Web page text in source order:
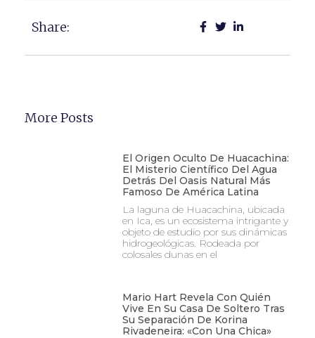
Share:
More Posts
El Origen Oculto De Huacachina:
El Misterio Científico Del Agua
Detrás Del Oasis Natural Más
Famoso De América Latina
La laguna de Huacachina, ubicada
en Ica, es un ecosistema intrigante y
objeto de estudio por sus dinámicas
hidrogeológicas. Rodeada por
colosales dunas en el
Mario Hart Revela Con Quién
Vive En Su Casa De Soltero Tras
Su Separación De Korina
Rivadeneira: «Con Una Chica»